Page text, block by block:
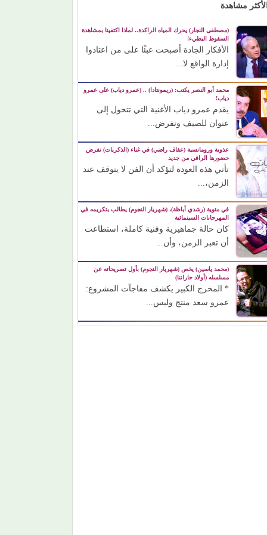
الأكثر مشاهدة
(مصطفى النجار) يحرك المياه الراكدة.. لماذا اكتفينا بمشاهدة
السقوط البطيء!
الأفكار الجادة أصبحت عبئًا على من اعتادوا
إدارة الواقع لا...
محمد أبو النصر يكتب: (ريمونتادا) .. (عمرو دياب) على عمرو
دياب!
يقدم عمرو دياب الأغنية التي تتحول إلى
عنوان للصيف وتفرض...
عذوبة ورومانسية (عفاف راضي) في غناء (الذكريات) تفرض
حضورها الراقي من جديد
تأتي هذه العودة لتؤكد أن الفن لا يتوقف عند
الزمن،...
في مئوية (رشدي أباظة)، (شهريار النجوم) يطالب بتكريمه في
المهرجانات السينمائية
كان حالة جماهيرية وفنية كاملة، استطاعت
أن تعبر الزمن، وأن...
(محمد ياسين) يخص (شهريار النجوم) بأول تصريحاته عن
مسلسله (أولاد حاراتنا)
* المخرج الكبير يكشف مفاجآت المشروع:
عمرو سعد منتج وليس...